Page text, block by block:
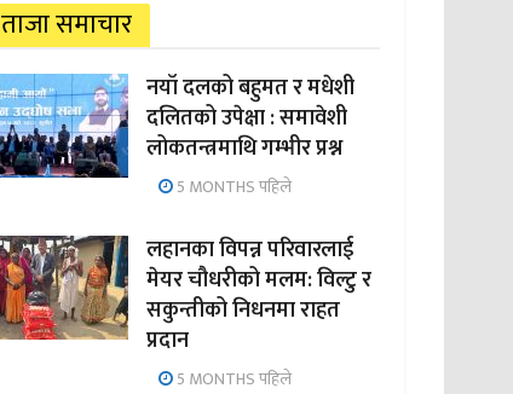
ताजा समाचार
नयाँ दलको बहुमत र मधेशी
दलितको उपेक्षा : समावेशी
लोकतन्त्रमाथि गम्भीर प्रश्न
5 MONTHS पहिले
लहानका विपन्न परिवारलाई
मेयर चौधरीको मलम: विल्टु र
सकुन्तीको निधनमा राहत
प्रदान
5 MONTHS पहिले